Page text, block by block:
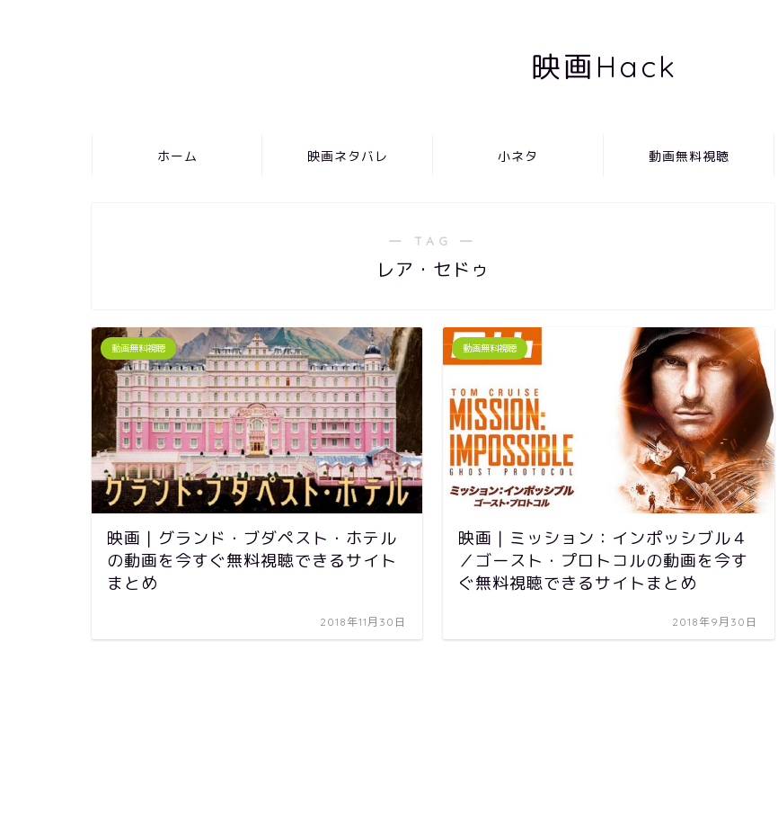
映画Hack
ホーム 映画ネタバレ 小ネタ 動画無料視聴
― TAG ―
レア・セドゥ
動画無料視聴
映画｜グランド・ブダペスト・ホテル
の動画を今すぐ無料視聴できるサイト
まとめ
2018年11月30日
動画無料視聴
映画｜ミッション：インポッシブル４
／ゴースト・プロトコルの動画を今す
ぐ無料視聴できるサイトまとめ
2018年9月30日